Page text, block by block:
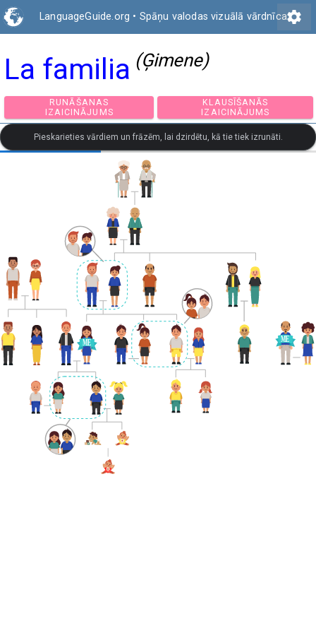
LanguageGuide.org • Spāņu valodas vizuālā vārdnīcasettings
La familia (Ģimene)
RUNĀŠANAS
IZAICINĀJUMS
KLAUSĪŠANĀS
IZAICINĀJUMS
Pieskarieties vārdiem un frāzēm, lai dzirdētu, kā tie tiek izrunāti.